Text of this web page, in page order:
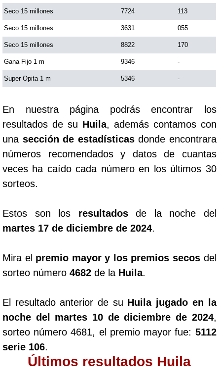
Saman de la suerte
Sinuano Día
Sinuano Noche
Super Chontico Noche
Seco 15 millones 7724 113
Seco 15 millones 3631 055
Seco 15 millones 8822 170
Gana Fijo 1 m 9346 -
Super Opita 1 m 5346 -
En nuestra página podrás encontrar los
resultados de su Huila, además contamos con
una sección de estadísticasdonde encontrara
números recomendados y datos de cuantas
veces ha caído cada número en los últimos 30
sorteos.
Estos son los resultadosde la noche del
martes 17 de diciembre de 2024.
Mira el premio mayor y los premios secosdel
sorteo número 4682 de la Huila.
El resultado anterior de su Huila jugado en la
noche del martes 10 de diciembre de 2024,
sorteo número 4681, el premio mayor fue: 5112
serie 106.
Últimos resultados Huila